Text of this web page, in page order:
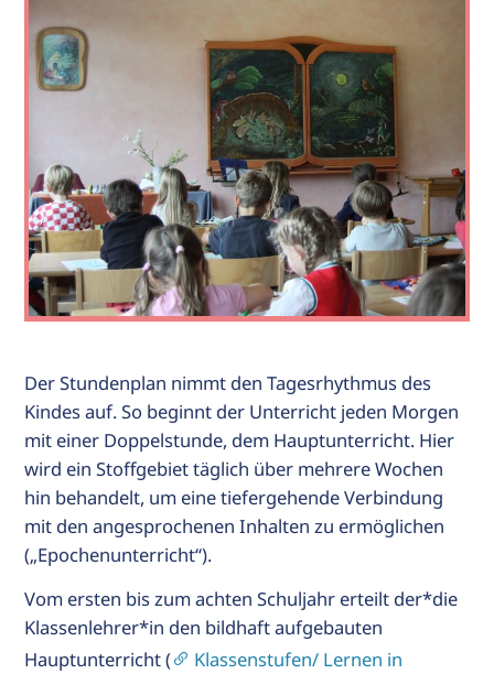
Der Stundenplan nimmt den Tagesrhythmus des
Kindes auf. So beginnt der Unterricht jeden Morgen
mit einer Doppelstunde, dem Hauptunterricht. Hier
wird ein Stoffgebiet täglich über mehrere Wochen
hin behandelt, um eine tiefergehende Verbindung
mit den angesprochenen Inhalten zu ermöglichen
(„Epochenunterricht“).
Vom ersten bis zum achten Schuljahr erteilt der*die
Klassenlehrer*in den bildhaft aufgebauten
Hauptunterricht (
Klassenstufen/ Lernen in